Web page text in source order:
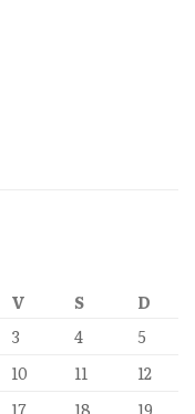
V S
D
3 4
5
10 11
12